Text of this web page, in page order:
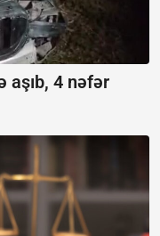
aşıb, 4 nəfər